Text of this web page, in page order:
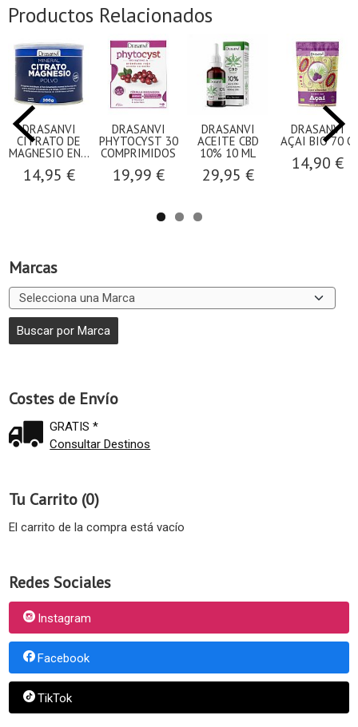
Marcas
Costes de Envío
GRATIS *
Consultar Destinos
Tu Carrito (0)
El carrito de la compra está vacío
Redes Sociales
Instagram
Facebook
TikTok
Productos Relacionados
DRASANVI
CITRATO DE
MAGNESIO EN...
14,95 €
DRASANVI
PHYTOCYST 30
COMPRIMIDOS
19,99 €
DRASANVI
ACEITE CBD
10% 10 ML
29,95 €
DRASANVI
AÇAI BIO 70 G
14,90 €